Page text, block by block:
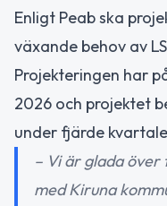
Enligt Peab ska
växande behov av
Projekteringen har
2026 och projektet
under fjärde
– Vi är glada
med Kiruna